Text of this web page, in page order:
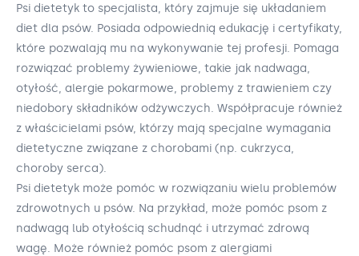
Psi dietetyk to specjalista, który zajmuje się układaniem
diet dla psów. Posiada odpowiednią edukację i certyfikaty,
które pozwalają mu na wykonywanie tej profesji. Pomaga
rozwiązać problemy żywieniowe, takie jak nadwaga,
otyłość, alergie pokarmowe, problemy z trawieniem czy
niedobory składników odżywczych. Współpracuje również
z właścicielami psów, którzy mają specjalne wymagania
dietetyczne związane z chorobami (np. cukrzyca,
choroby serca).
Psi dietetyk może pomóc w rozwiązaniu wielu problemów
zdrowotnych u psów. Na przykład, może pomóc psom z
nadwagą lub otyłością schudnąć i utrzymać zdrową
wagę. Może również pomóc psom z alergiami